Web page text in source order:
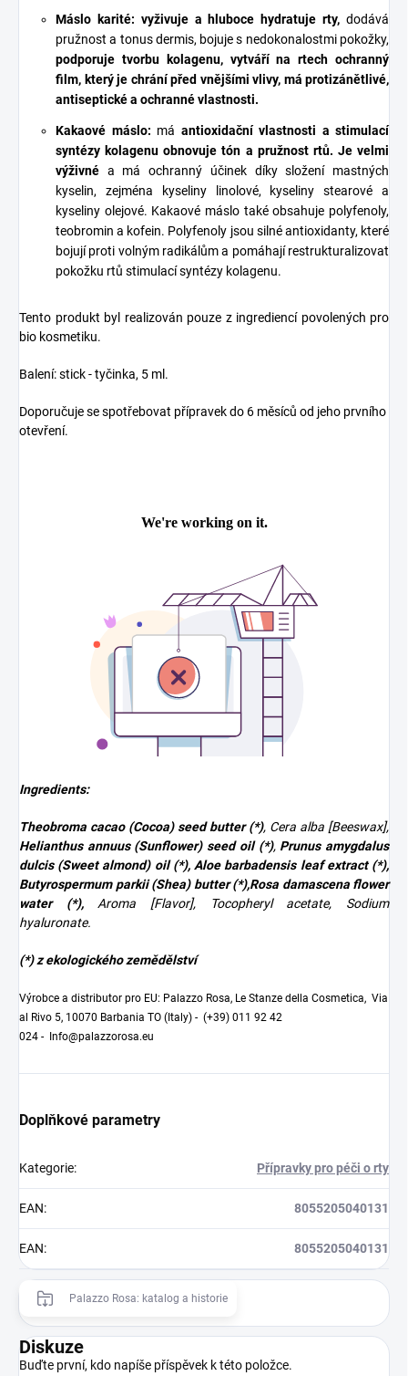
Máslo karité: vyživuje a hluboce hydratuje rty, dodává
pružnost a tonus dermis, bojuje s nedokonalostmi pokožky,
podporuje tvorbu kolagenu, vytváří na rtech ochranný
film, který je chrání před vnějšími vlivy, má protizánětlivé,
antiseptické a ochranné vlastnosti.
Kakaové máslo: má antioxidační vlastnosti a stimulací
syntézy kolagenu obnovuje tón a pružnost rtů. Je velmi
výživné a má ochranný účinek díky složení mastných
kyselin, zejména kyseliny linolové, kyseliny stearové a
kyseliny olejové. Kakaové máslo také obsahuje polyfenoly,
teobromin a kofein. Polyfenoly jsou silné antioxidanty, které
bojují proti volným radikálům a pomáhají restrukturalizovat
pokožku rtů stimulací syntézy kolagenu.
Tento produkt byl realizován pouze z ingrediencí povolených pro
bio kosmetiku.
Balení: stick - tyčinka, 5 ml.
Doporučuje se spotřebovat přípravek do 6 měsíců od jeho prvního
otevření.
Ingredients:
Theobroma cacao (Cocoa) seed butter (*), Cera alba [Beeswax],
Helianthus annuus (Sunflower) seed oil (*), Prunus amygdalus
dulcis (Sweet almond) oil (*), Aloe barbadensis leaf extract (*),
Butyrospermum parkii (Shea) butter (*),Rosa damascena flower
water (*),Aroma [Flavor], Tocopheryl acetate, Sodium
hyaluronate.
(*) z ekologického zemědělství
Výrobce a distributor pro EU: Palazzo Rosa, Le Stanze della Cosmetica, Via
al Rivo 5, 10070 Barbania TO (Italy) - (+39) 011 92 42
024 - Info@palazzorosa.eu
Doplňkové parametry
Kategorie: Přípravky pro péči o rty
EAN: 8055205040131
EAN: 8055205040131
Palazzo Rosa: katalog a historie
Diskuze
Buďte první, kdo napíše příspěvek k této položce.